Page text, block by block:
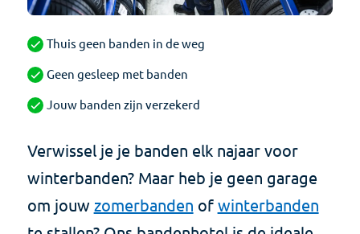
Thuis geen banden in de weg
Geen gesleep met banden
Jouw banden zijn verzekerd
Verwissel je je banden elk najaar voor
winterbanden? Maar heb je geen garage
om jouw zomerbanden of winterbanden